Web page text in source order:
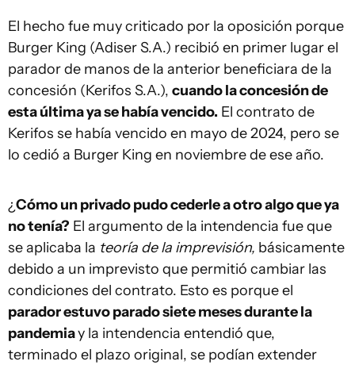
El hecho fue muy criticado por la oposición porque
Burger King (Adiser S.A.) recibió en primer lugar el
parador de manos de la anterior beneficiara de la
concesión (Kerifos S.A.), cuando la concesión de
esta última ya se había vencido. El contrato de
Kerifos se había vencido en mayo de 2024, pero se
lo cedió a Burger King en noviembre de ese año.
¿Cómo un privado pudo cederle a otro algo que ya
no tenía? El argumento de la intendencia fue que
se aplicaba la teoría de la imprevisión, básicamente
debido a un imprevisto que permitió cambiar las
condiciones del contrato. Esto es porque el
parador estuvo parado siete meses durante la
pandemiay la intendencia entendió que,
terminado el plazo original, se podían extender